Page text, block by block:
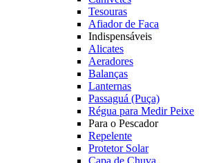
Tesouras
Afiador de Faca
Indispensáveis
Alicates
Aeradores
Balanças
Lanternas
Passaguá (Puça)
Régua para Medir Peixe
Para o Pescador
Repelente
Protetor Solar
Capa de Chuva